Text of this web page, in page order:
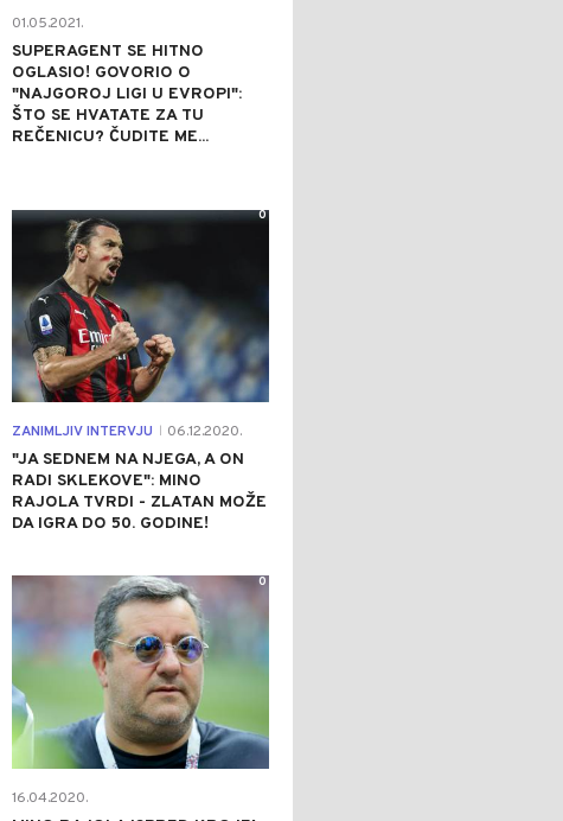
01.05.2021.
SUPERAGENT SE HITNO
OGLASIO! GOVORIO O
"NAJGOROJ LIGI U EVROPI":
ŠTO SE HVATATE ZA TU
REČENICU? ČUDITE ME...
ZANIMLJIV INTERVJU 06.12.2020.
"JA SEDNEM NA NJEGA, A ON
RADI SKLEKOVE": MINO
RAJOLA TVRDI - ZLATAN MOŽE
DA IGRA DO 50. GODINE!
0
16.04.2020.
0